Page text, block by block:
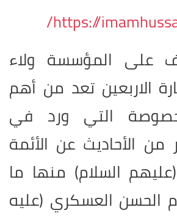
https://
/
على المؤسسة ولاء
الاربعين تعد من أهم
التي ورد في
من الأحاديث عن الأئمة
السلام) منها ما
الحسن العسكري (عليه